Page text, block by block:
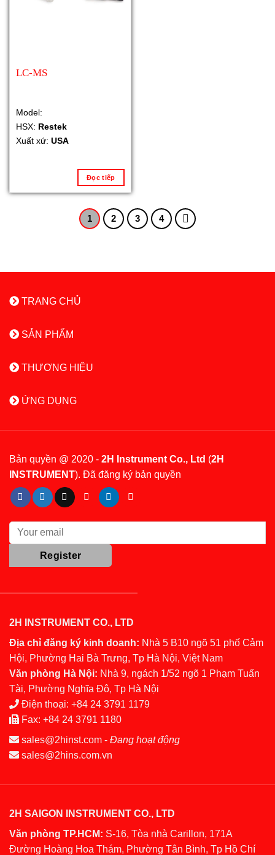
LC-MS
Model:
HSX: Restek
Xuất xứ: USA
Đọc tiếp
1 2 3 4
TRANG CHỦ
SẢN PHẨM
THƯƠNG HIỆU
ỨNG DỤNG
Bản quyền @ 2020 - 2H Instrument Co., Ltd (2H
INSTRUMENT). Đã đăng ký bản quyền
2H INSTRUMENT CO., LTD
Địa chỉ đăng ký kinh doanh: Nhà 5 B10 ngõ 51 phố Cảm
Hội, Phường Hai Bà Trưng, Tp Hà Nội, Việt Nam
Văn phòng Hà Nội: Nhà 9, ngách 1/52 ngõ 1 Phạm Tuấn
Tài, Phường Nghĩa Đô, Tp Hà Nội
Điện thoại: +84 24 3791 1179
Fax: +84 24 3791 1180
sales@2hinst.com - Đang hoạt động
sales@2hins.com.vn
2H SAIGON INSTRUMENT CO., LTD
Văn phòng TP.HCM: S-16, Tòa nhà Carillon, 171A
Đường Hoàng Hoa Thám, Phường Tân Bình, Tp Hồ Chí